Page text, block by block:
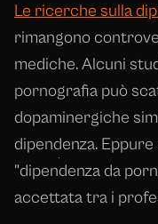
Le ricerche sulla
rimangono
mediche. Alcuni
pornografia può
dopaminergiche
dipendenza.
"dipendenza da
accettata tra i